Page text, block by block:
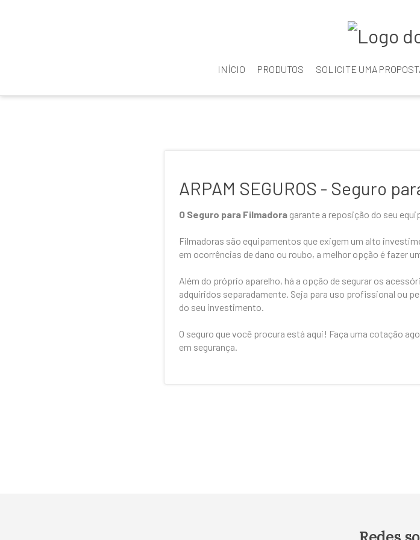
INÍCIO PRODUTOS SOLICITE UMA
ARPAM SEGUROS - Seguro
O Seguro para Filmadora garante a reposição do seu
Filmadoras são equipamentos que exigem um alto
em ocorrências de dano ou roubo, a melhor opção é fazer
Além do próprio aparelho, há a opção de segurar os
adquiridos separadamente. Seja para uso profissional ou
do seu investimento.
O seguro que você procura está aqui! Faça uma cotação
em segurança.